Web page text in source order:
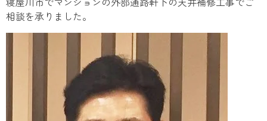
相談を承りました。